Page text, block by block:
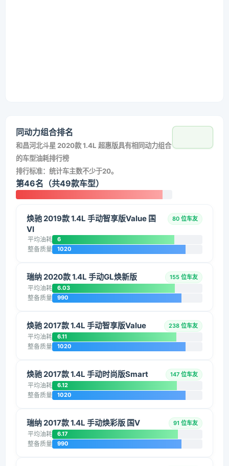
同动力组合排名
和昌河北斗星 2020款 1.4L 超惠版具有相同动力组合
的车型油耗排行榜
排行标准：统计车主数不少于20。
第46名（共49款车型）
焕驰 2019款 1.4L 手动智享版Value 国
VI
80 位车友
平均油耗 6
整备质量 1020
瑞纳 2020款 1.4L 手动GL焕新版 155 位车友
平均油耗 6.03
整备质量 990
焕驰 2017款 1.4L 手动智享版Value 238 位车友
平均油耗 6.11
整备质量 1020
焕驰 2017款 1.4L 手动时尚版Smart 147 位车友
平均油耗 6.12
整备质量 1020
瑞纳 2017款 1.4L 手动焕彩版 国V 91 位车友
平均油耗 6.17
整备质量 990